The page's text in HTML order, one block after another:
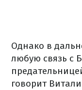
Однако в
любую связь с
говорит